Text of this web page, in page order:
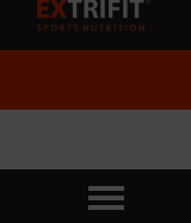
PRODOTTI